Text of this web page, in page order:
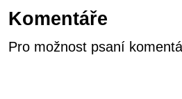
Komentáře
Pro možnost psaní